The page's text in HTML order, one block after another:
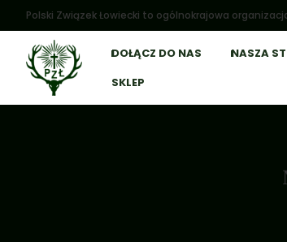
Polski Związek Łowiecki to ogólnokrajowa
DOŁĄCZ DO NAS NASZA
SKLEP